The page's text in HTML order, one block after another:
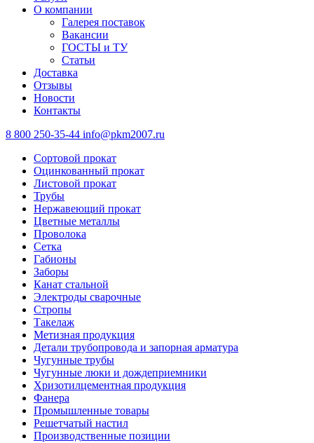
О компании
Галерея поставок
Вакансии
ГОСТЫ и ТУ
Статьи
Доставка
Отзывы
Новости
Контакты
8 800 250-35-44 info@pkm2007.ru
Сортовой прокат
Оцинкованный прокат
Листовой прокат
Трубы
Нержавеющий прокат
Цветные металлы
Проволока
Сетка
Габионы
Заборы
Канат стальной
Электроды сварочные
Стропы
Такелаж
Метизная продукция
Детали трубопровода и запорная арматура
Чугунные трубы
Чугунные люки и дождеприемники
Хризотилцементная продукция
Фанера
Промышленные товары
Решетчатый настил
Производственные позиции